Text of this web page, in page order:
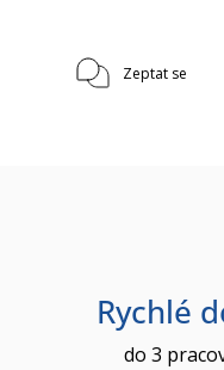
Zeptat se
Rychlé
do 3